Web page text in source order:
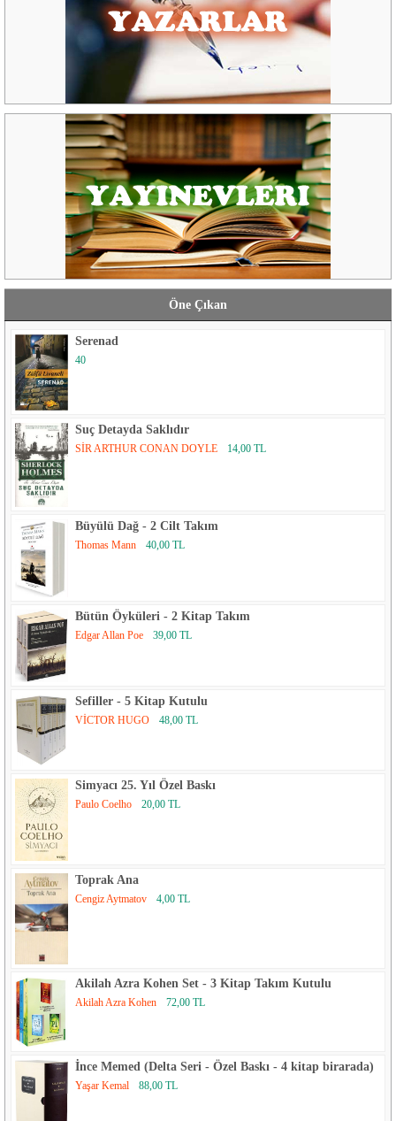
Öne Çıkan
Serenad
40
Suç Detayda Saklıdır
SİR ARTHUR CONAN DOYLE 14,00 TL
Büyülü Dağ - 2 Cilt Takım
Thomas Mann 40,00 TL
Bütün Öyküleri - 2 Kitap Takım
Edgar Allan Poe 39,00 TL
Sefiller - 5 Kitap Kutulu
VİCTOR HUGO 48,00 TL
Simyacı 25. Yıl Özel Baskı
Paulo Coelho 20,00 TL
Toprak Ana
Cengiz Aytmatov 4,00 TL
Akilah Azra Kohen Set - 3 Kitap Takım Kutulu
Akilah Azra Kohen 72,00 TL
İnce Memed (Delta Seri - Özel Baskı - 4 kitap birarada)
Yaşar Kemal 88,00 TL